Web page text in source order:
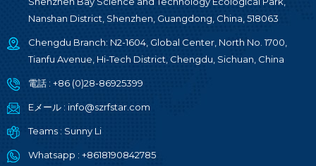
Nanshan District, Shenzhen, Guangdong, China, 518063
Chengdu Branch: N2-1604, Global Center, North No. 1700,
Tianfu Avenue, Hi-Tech District, Chengdu, Sichuan, China
電話 : +86 (0)28-86925399
Eメール : info@szrfstar.com
Teams : Sunny Li
Whatsapp : +8618190842785